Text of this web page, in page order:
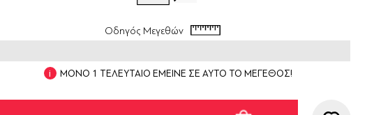
Οδηγός Μεγεθών
ΜΟΝΟ 1 ΤΕΛΕΥΤΑΙΟ ΕΜΕΙΝΕ ΣΕ ΑΥΤΟ ΤΟ ΜΕΓΕΘΟΣ!